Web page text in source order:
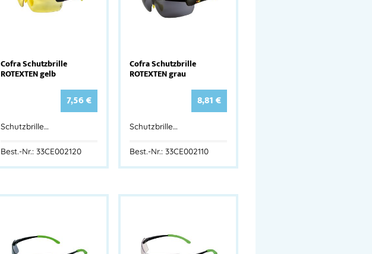
Cofra Schutzbrille
ROTEXTEN gelb
7,56€
Schutzbrille…
Best.-Nr.: 33CE002120
Cofra Schutzbrille
ROTEXTEN grau
8,81€
Schutzbrille…
Best.-Nr.: 33CE002110